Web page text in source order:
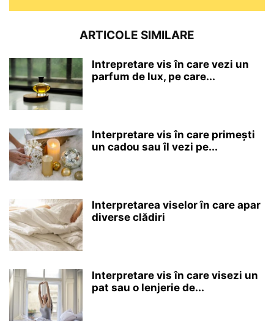
ARTICOLE SIMILARE
Intrepretare vis în care vezi un
parfum de lux, pe care...
Interpretare vis în care primești
un cadou sau îl vezi pe...
Interpretarea viselor în care apar
diverse clădiri
Interpretare vis în care visezi un
pat sau o lenjerie de...